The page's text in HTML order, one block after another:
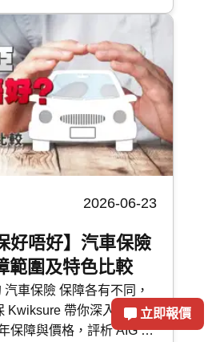
Subaru 各車型的特點。
2026-06-23
好唔好】汽車保險
範圍及特色比較
車保險 保障各有不同，
Kwiksure 帶你深入了解
保障與價格，評析 AIG 美
立即報價